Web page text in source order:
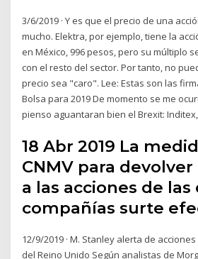
3/6/2019 · Y es que el precio de una
mucho. Elektra, por ejemplo, tiene la
en México, 996 pesos, pero su múltiplo
con el resto del sector. Por tanto, no
precio sea "caro". Lee: Estas son las
Bolsa para 2019 De momento se me
pienso aguantaran bien el Brexit: Inditex,
18 Abr 2019 La
CNMV para
a las acciones de
compañías surte
12/9/2019 · M. Stanley alerta de
del Reino Unido Según analistas de